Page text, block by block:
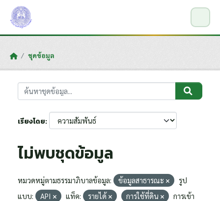
Skip to main content
ชุดข้อมูล
เรียงโดย
ไม่พบชุดข้อมูล
หมวดหมู่ตามธรรมาภิบาลข้อมูล: ข้อมูลสาธารณะ
รูป
แบบ:
API แท็ค: รายได้ การใช้ที่ดิน
การเข้า